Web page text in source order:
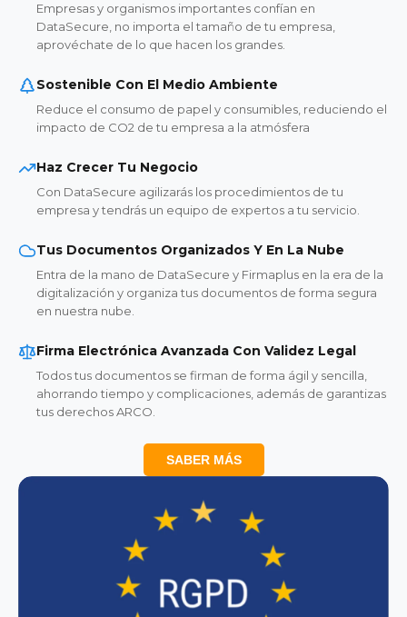
Empresas y organismos importantes confían en
DataSecure, no importa el tamaño de tu empresa,
aprovéchate de lo que hacen los grandes.
Sostenible Con El Medio Ambiente
Reduce el consumo de papel y consumibles, reduciendo el
impacto de CO2 de tu empresa a la atmósfera
Haz Crecer Tu Negocio
Con DataSecure agilizarás los procedimientos de tu
empresa y tendrás un equipo de expertos a tu servicio.
Tus Documentos Organizados Y En La Nube
Entra de la mano de DataSecure y Firmaplus en la era de la
digitalización y organiza tus documentos de forma segura
en nuestra nube.
Firma Electrónica Avanzada Con Validez Legal
Todos tus documentos se firman de forma ágil y sencilla,
ahorrando tiempo y complicaciones, además de garantizas
tus derechos ARCO.
SABER MÁS